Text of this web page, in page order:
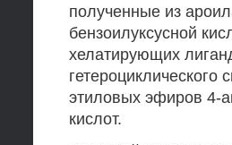
полученные из
бензоилуксусной
хелатирующих
гетероциклического
этиловых эфиров 4-
кислот.